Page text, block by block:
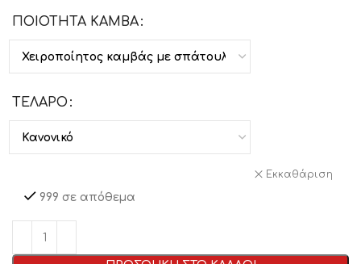
ΠΟΙΟΤΗΤΑ ΚΑΜΒΑ
ΤΕΛΑΡΟ
Εκκαθάριση
999 σε απόθεμα